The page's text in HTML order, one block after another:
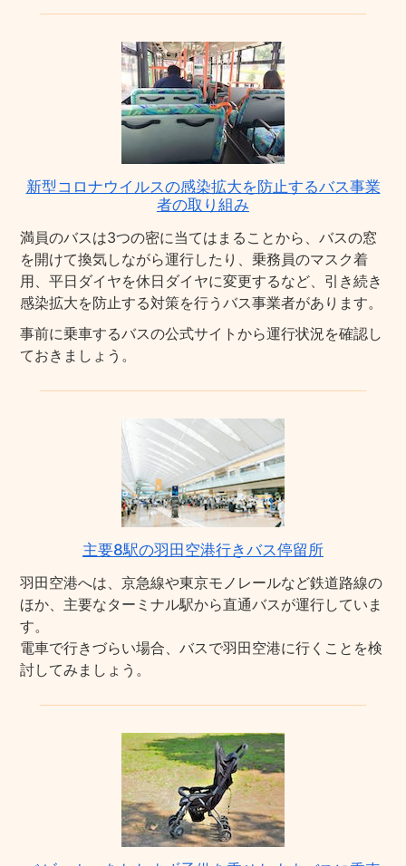
新型コロナウイルスの感染拡大を防止するバス事業
者の取り組み
満員のバスは3つの密に当てはまることから、バスの窓
を開けて換気しながら運行したり、乗務員のマスク着
用、平日ダイヤを休日ダイヤに変更するなど、引き続き
感染拡大を防止する対策を行うバス事業者があります。
事前に乗車するバスの公式サイトから運行状況を確認し
ておきましょう。
主要8駅の羽田空港行きバス停留所
羽田空港へは、京急線や東京モノレールなど鉄道路線の
ほか、主要なターミナル駅から直通バスが運行していま
す。
電車で行きづらい場合、バスで羽田空港に行くことを検
討してみましょう。